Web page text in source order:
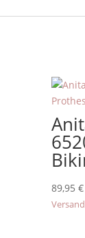
89,95 €